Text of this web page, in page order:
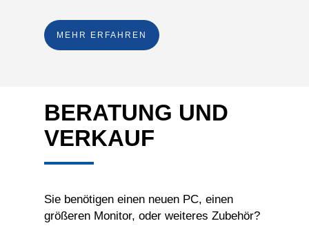
MEHR ERFAHREN
BERATUNG UND
VERKAUF
Sie benötigen einen neuen PC, einen
größeren Monitor, oder weiteres Zubehör?